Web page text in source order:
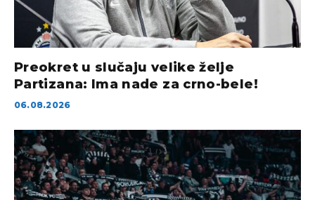
Preokret u slučaju velike želje
Partizana: Ima nade za crno-bele!
06.08.2026